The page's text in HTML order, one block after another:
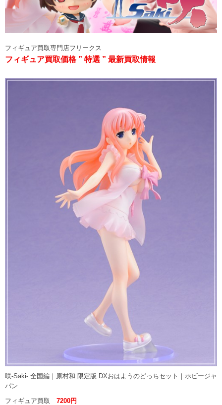
フィギュア買取専門店フリークス
フィギュア買取価格 ” 特選 ” 最新買取情報
咲-Saki- 全国編｜原村和 限定版 DXおはようのどっちセット｜ホビージャ
パン
フィギュア買取 7200円